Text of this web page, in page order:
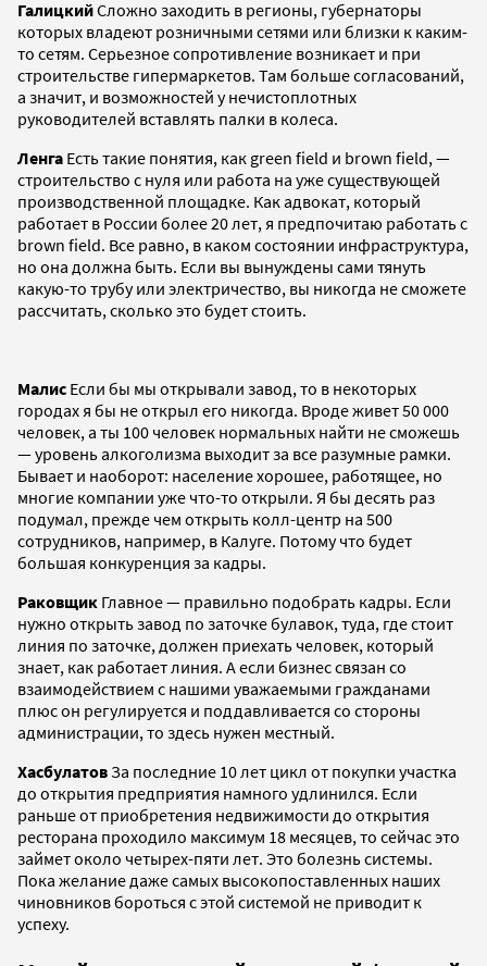
ГалицкийСложно заходить в регионы, губернаторы
которых владеют розничными сетями или близки к каким-
то сетям. Серьезное сопротивление возникает и при
строительстве гипермаркетов. Там больше согласований,
а значит, и возможностей у нечистоплотных
руководителей вставлять палки в колеса.
Ленга Есть такие понятия, как green field и brown field, —
строительство с нуля или работа на уже существующей
производственной площадке. Как адвокат, который
работает в России более 20 лет, я предпочитаю работать с
brown field. Все равно, в каком состоянии инфраструктура,
но она должна быть. Если вы вынуждены сами тянуть
какую-то трубу или электричество, вы никогда не сможете
рассчитать, сколько это будет стоить.
Малис Если бы мы открывали завод, то в некоторых
городах я бы не открыл его никогда. Вроде живет 50 000
человек, а ты 100 человек нормальных найти не сможешь
— уровень алкоголизма выходит за все разумные рамки.
Бывает и наоборот: население хорошее, работящее, но
многие компании уже что-то открыли. Я бы десять раз
подумал, прежде чем открыть колл-центр на 500
сотрудников, например, в Калуге. Потому что будет
большая конкуренция за кадры.
Раковщик Главное — правильно подобрать кадры. Если
нужно открыть завод по заточке булавок, туда, где стоит
линия по заточке, должен приехать человек, который
знает, как работает линия. А если бизнес связан со
взаимодействием с нашими уважаемыми гражданами
плюс он регулируется и поддавливается со стороны
администрации, то здесь нужен местный.
ХасбулатовЗа последние 10 лет цикл от покупки участка
до открытия предприятия намного удлинился. Если
раньше от приобретения недвижимости до открытия
ресторана проходило максимум 18 месяцев, то сейчас это
займет около четырех-пяти лет. Это болезнь системы.
Пока желание даже самых высокопоставленных наших
чиновников бороться с этой системой не приводит к
успеху.